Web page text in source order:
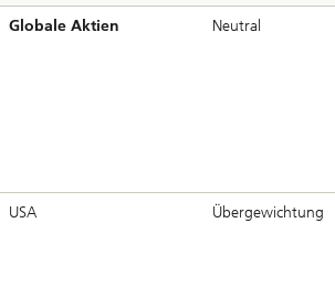
Globale Aktien Neutral
USA Übergewichtung